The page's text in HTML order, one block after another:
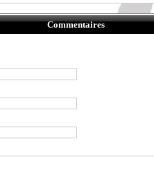
Commentaires